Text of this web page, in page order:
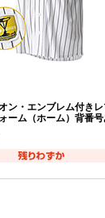
ン・エンブレム付きレ
ーム（ホーム）背番号